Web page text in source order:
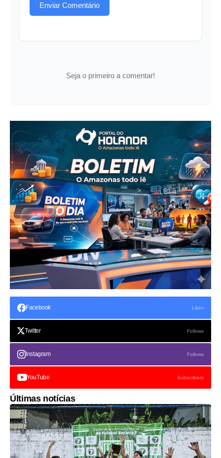
Enviar Comentário
Seja o primeiro a comentar!
Facebook Likes
Twitter Follows
Instagram Follows
YouTube Subscribers
Últimas notícias